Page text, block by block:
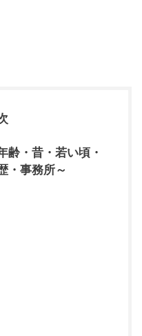
齢・昔・若い頃・
・事務所～